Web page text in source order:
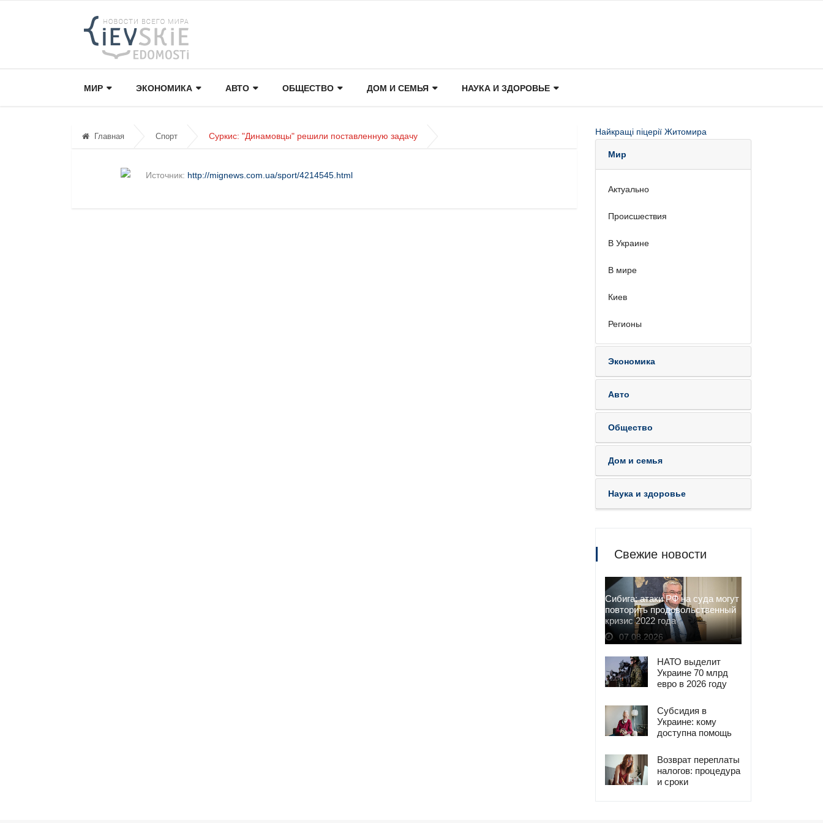
МИР ЭКОНОМИКА АВТО ОБЩЕСТВО ДОМ И СЕМЬЯ НАУКА И ЗДОРОВЬЕ
Главная Спорт Суркис: "Динамовцы" решили поставленную задачу
Источник: http://mignews.com.ua/sport/4214545.html
Найкращі піцерії Житомира
Мир
Актуально
Происшествия
В Украине
В мире
Киев
Регионы
Экономика
Авто
Общество
Дом и семья
Наука и здоровье
Свежие новости
Сибига: атаки РФ на суда могут
повторить продовольственный
кризис 2022 года
07.08.2026
НАТО выделит
Украине 70 млрд
евро в 2026 году
Субсидия в
Украине: кому
доступна помощь
трудового договора
Возврат переплаты
налогов: процедура
и сроки